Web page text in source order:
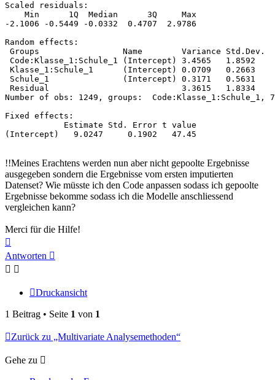
Scaled residuals:
    Min      1Q  Median      3Q     Max
-2.1006 -0.5449 -0.0332  0.4707  2.9786
Random effects:
Groups                 Name        Variance Std.Dev.
Code:Klasse_1:Schule_1 (Intercept) 3.4565   1.8592
Klasse_1:Schule_1      (Intercept) 0.0709   0.2663
Schule_1               (Intercept) 0.3171   0.5631
Residual                           3.3615   1.8334
Number of obs: 1249, groups:  Code:Klasse_1:Schule_1,
Fixed effects:
            Estimate Std. Error t value
(Intercept)   9.0247     0.1902   47.45
!!Meines Erachtens werden nun aber nicht gepoolte Ergebnisse
ausgegeben sondern die Ergebnisse vom ersten imputierten
Datenset? Wie müsste ich den Code anpassen sodass ich gepoolte
Ergebnisse bekomme sodass ich die Modelle anschliessend
vergleichen kann?
Merci für die Hilfe!
oben
Antworten
Druckansicht
1 Beitrag • Seite 1 von 1
Zurück zu „Multivariate Analysemethoden“
Gehe zu